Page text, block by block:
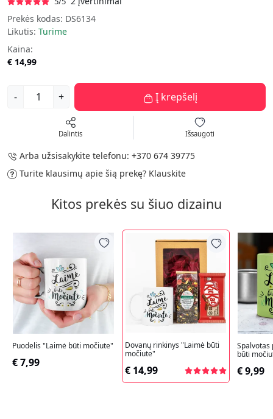
Prekės kodas: DS6134
Likutis: Turime
Kaina:
€ 14,99
- + Į krepšelį
Dalintis Išsaugoti
Arba užsisakykite telefonu: +370 674 39775
Turite klausimų apie šią prekę? Klauskite
Kitos prekės su šiuo dizainu
Puodelis "Laimė būti močiute"
€ 7,99
Dovanų rinkinys "Laimė būti
močiute"
€ 14,99
Spalvotas
būti
€ 9,99